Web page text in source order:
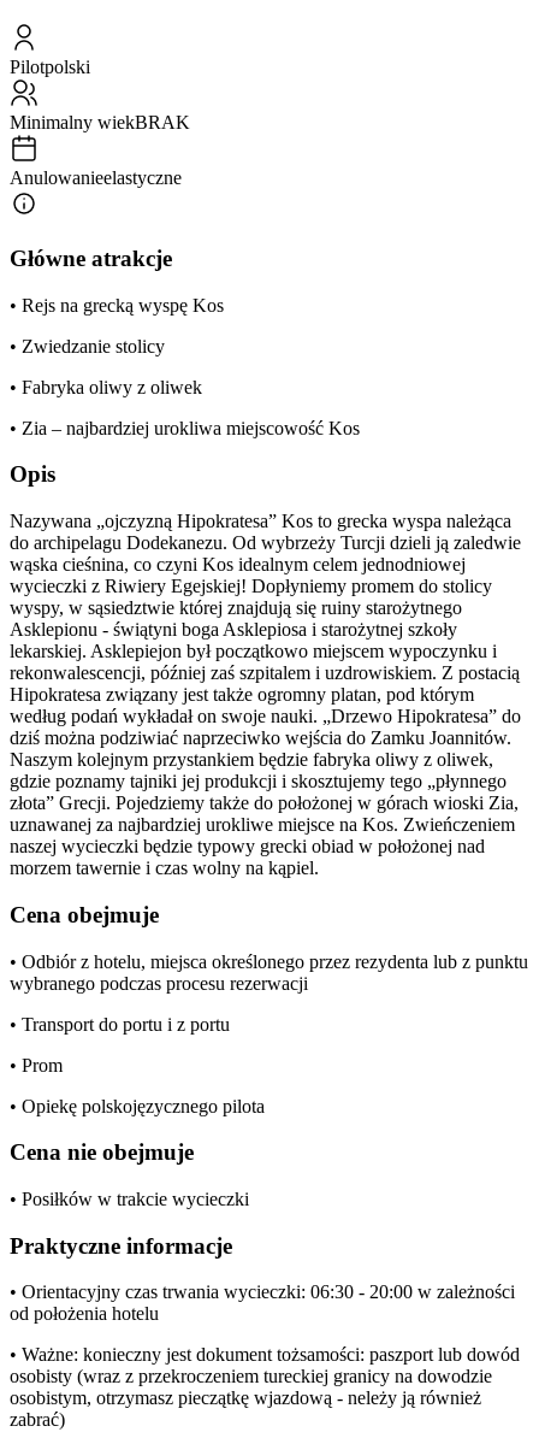
Pilotpolski
Minimalny wiekBRAK
Anulowanieelastyczne
Główne atrakcje
• Rejs na grecką wyspę Kos
• Zwiedzanie stolicy
• Fabryka oliwy z oliwek
• Zia – najbardziej urokliwa miejscowość Kos
Opis
Nazywana „ojczyzną Hipokratesa” Kos to grecka wyspa należąca
do archipelagu Dodekanezu. Od wybrzeży Turcji dzieli ją zaledwie
wąska cieśnina, co czyni Kos idealnym celem jednodniowej
wycieczki z Riwiery Egejskiej! Dopłyniemy promem do stolicy
wyspy, w sąsiedztwie której znajdują się ruiny starożytnego
Asklepionu - świątyni boga Asklepiosa i starożytnej szkoły
lekarskiej. Asklepiejon był początkowo miejscem wypoczynku i
rekonwalescencji, później zaś szpitalem i uzdrowiskiem. Z postacią
Hipokratesa związany jest także ogromny platan, pod którym
według podań wykładał on swoje nauki. „Drzewo Hipokratesa” do
dziś można podziwiać naprzeciwko wejścia do Zamku Joannitów.
Naszym kolejnym przystankiem będzie fabryka oliwy z oliwek,
gdzie poznamy tajniki jej produkcji i skosztujemy tego „płynnego
złota” Grecji. Pojedziemy także do położonej w górach wioski Zia,
uznawanej za najbardziej urokliwe miejsce na Kos. Zwieńczeniem
naszej wycieczki będzie typowy grecki obiad w położonej nad
morzem tawernie i czas wolny na kąpiel.
Cena obejmuje
• Odbiór z hotelu, miejsca określonego przez rezydenta lub z punktu
wybranego podczas procesu rezerwacji
• Transport do portu i z portu
• Prom
• Opiekę polskojęzycznego pilota
Cena nie obejmuje
• Posiłków w trakcie wycieczki
Praktyczne informacje
• Orientacyjny czas trwania wycieczki: 06:30 - 20:00 w zależności
od położenia hotelu
• Ważne: konieczny jest dokument tożsamości: paszport lub dowód
osobisty (wraz z przekroczeniem tureckiej granicy na dowodzie
osobistym, otrzymasz pieczątkę wjazdową - neleży ją również
zabrać)